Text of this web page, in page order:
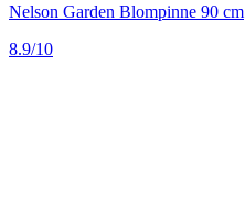
Nelson Garden Blompinne 90 cm
8.9/10